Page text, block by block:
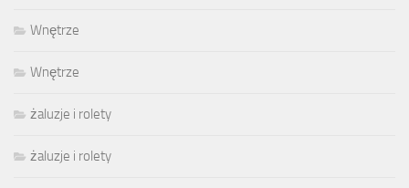
Wnętrze
Wnętrze
żaluzje i rolety
żaluzje i rolety